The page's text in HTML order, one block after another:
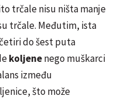
trčale nisu ništa manje
trčale. Međutim, ista
do šest puta
koljenenego muškarci
između
što može